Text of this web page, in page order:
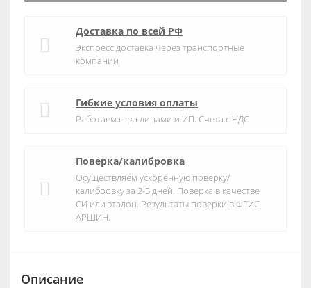
Доставка по всей РФ
Экспресс доставка через транспортные
компании
Гибкие условия оплаты
Работаем с юр.лицами и ИП. Счета с НДС
Поверка/калибровка
Осуществляем ускоренную поверку/
калибровку за 2-5 дней. Поверка в качестве
СИ или эталон. Результаты поверки в ФГИС
АРШИН.
Описание